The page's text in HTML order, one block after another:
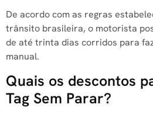
De acordo com as regras
trânsito brasileira, o motorista
de até trinta dias corridos para
manual.
Quais os descontos
Tag Sem Parar?